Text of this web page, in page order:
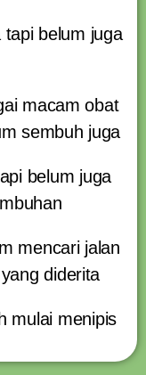
belum juga
macam obat
sembuh juga
belum juga
mencari jalan
diderita
mulai menipis